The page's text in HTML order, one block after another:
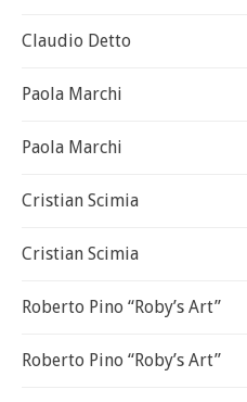
Claudio Detto
Paola Marchi
Paola Marchi
Cristian Scimia
Cristian Scimia
Roberto Pino “Roby’s Art”
Roberto Pino “Roby’s Art”